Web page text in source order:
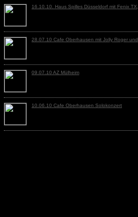
16.10.10. Haus Spilles Düsseldorf mit Fenix
28.07.10 Cafe Oberhausen mit Jolly Roger
09.07.10 AZ Mülheim
10.06.10 Cafe Oberhausen Solokonzert